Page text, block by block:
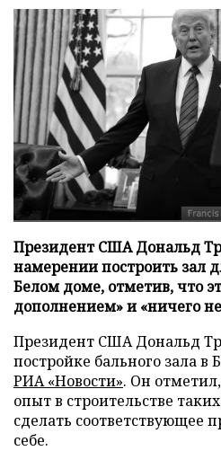
Президент США Дональд
намерении построить зал
Белом доме, отметив, что
дополнением» и «ничего
Президент США Дональд
постройке бального зала в
РИА «Новости». Он
опыт в строительстве
сделать соответствующее
себе.